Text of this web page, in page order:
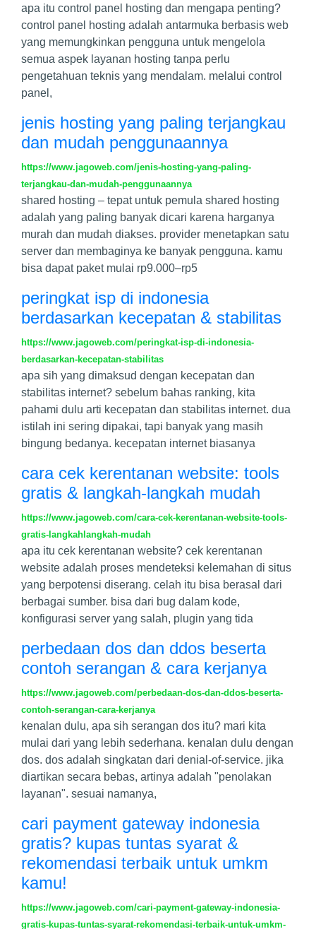
apa itu control panel hosting dan mengapa penting?
control panel hosting adalah antarmuka berbasis web
yang memungkinkan pengguna untuk mengelola
semua aspek layanan hosting tanpa perlu
pengetahuan teknis yang mendalam. melalui control
panel,
jenis hosting yang paling terjangkau
dan mudah penggunaannya
https://www.jagoweb.com/jenis-hosting-yang-paling-
terjangkau-dan-mudah-penggunaannya
shared hosting – tepat untuk pemula shared hosting
adalah yang paling banyak dicari karena harganya
murah dan mudah diakses. provider menetapkan satu
server dan membaginya ke banyak pengguna. kamu
bisa dapat paket mulai rp9.000–rp5
peringkat isp di indonesia
berdasarkan kecepatan & stabilitas
https://www.jagoweb.com/peringkat-isp-di-indonesia-
berdasarkan-kecepatan-stabilitas
apa sih yang dimaksud dengan kecepatan dan
stabilitas internet? sebelum bahas ranking, kita
pahami dulu arti kecepatan dan stabilitas internet. dua
istilah ini sering dipakai, tapi banyak yang masih
bingung bedanya. kecepatan internet biasanya
cara cek kerentanan website: tools
gratis & langkah-langkah mudah
https://www.jagoweb.com/cara-cek-kerentanan-website-tools-
gratis-langkahlangkah-mudah
apa itu cek kerentanan website? cek kerentanan
website adalah proses mendeteksi kelemahan di situs
yang berpotensi diserang. celah itu bisa berasal dari
berbagai sumber. bisa dari bug dalam kode,
konfigurasi server yang salah, plugin yang tida
perbedaan dos dan ddos beserta
contoh serangan & cara kerjanya
https://www.jagoweb.com/perbedaan-dos-dan-ddos-beserta-
contoh-serangan-cara-kerjanya
kenalan dulu, apa sih serangan dos itu? mari kita
mulai dari yang lebih sederhana. kenalan dulu dengan
dos. dos adalah singkatan dari denial-of-service. jika
diartikan secara bebas, artinya adalah "penolakan
layanan". sesuai namanya,
cari payment gateway indonesia
gratis? kupas tuntas syarat &
rekomendasi terbaik untuk umkm
kamu!
https://www.jagoweb.com/cari-payment-gateway-indonesia-
gratis-kupas-tuntas-syarat-rekomendasi-terbaik-untuk-umkm-